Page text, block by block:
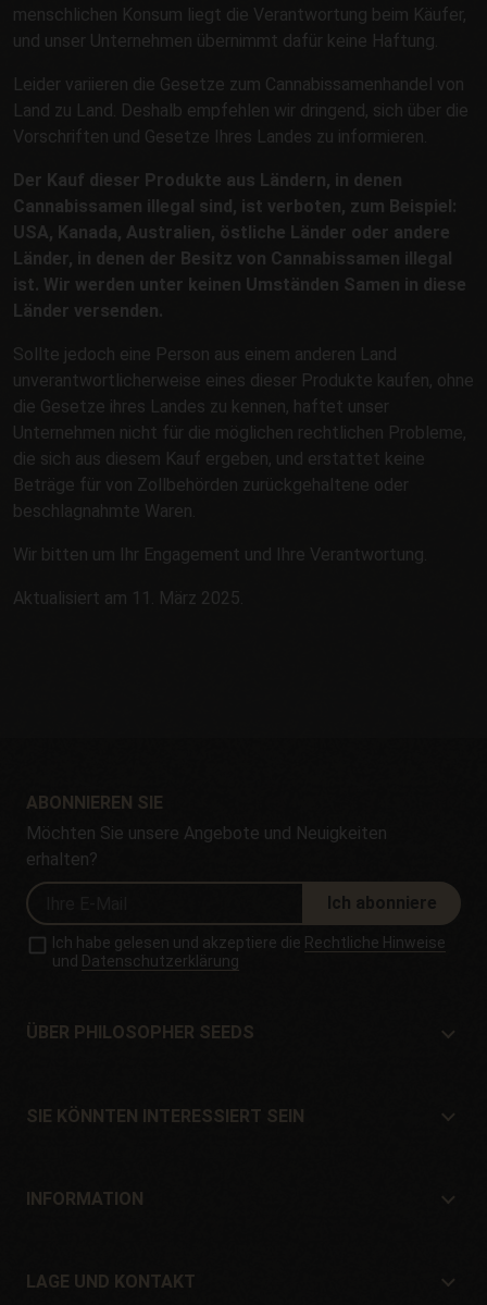
menschlichen Konsum liegt die Verantwortung beim Käufer,
und unser Unternehmen übernimmt dafür keine Haftung.
Leider variieren die Gesetze zum Cannabissamenhandel von
Land zu Land. Deshalb empfehlen wir dringend, sich über die
Vorschriften und Gesetze Ihres Landes zu informieren.
Der Kauf dieser Produkte aus Ländern, in denen
Cannabissamen illegal sind, ist verboten, zum Beispiel:
USA, Kanada, Australien, östliche Länder oder andere
Länder, in denen der Besitz von Cannabissamen illegal
ist. Wir werden unter keinen Umständen Samen in diese
Länder versenden.
Sollte jedoch eine Person aus einem anderen Land
unverantwortlicherweise eines dieser Produkte kaufen, ohne
die Gesetze ihres Landes zu kennen, haftet unser
Unternehmen nicht für die möglichen rechtlichen Probleme,
die sich aus diesem Kauf ergeben, und erstattet keine
Beträge für von Zollbehörden zurückgehaltene oder
beschlagnahmte Waren.
Wir bitten um Ihr Engagement und Ihre Verantwortung.
Aktualisiert am 11. März 2025.
ABONNIEREN SIE
Möchten Sie unsere Angebote und Neuigkeiten
erhalten?
Ich abonniere
Ich habe gelesen und akzeptiere die Rechtliche Hinweise
und Datenschutzerklärung
ÜBER PHILOSOPHER SEEDS
Lage und Kontakt
SIE KÖNNTEN INTERESSIERT SEIN
Angebote
INFORMATION
Garantien und Rücksendungen
LAGE UND KONTAKT